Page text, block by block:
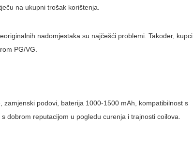
na ukupni trošak korištenja.
nadomjestaka su najčešći problemi. Također, kupci
PG/VG.
podovi, baterija 1000-1500 mAh, kompatibilnost s
dobrom reputacijom u pogledu curenja i trajnosti coilova.